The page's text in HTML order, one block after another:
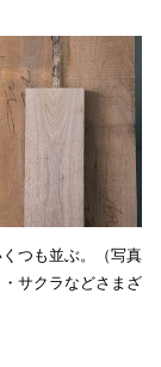
つも並ぶ。（写真
サクラなどさまざ